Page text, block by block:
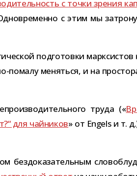
с точки зре­ния
с этим мы
под­го­товки
​помалу меняться, и на
труда («
для чай­ни­ков» от Engels и т.
без­до­ка­за­тель­ным